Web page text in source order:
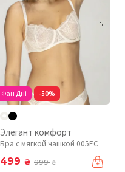
Фан Дні -50%
Элегант комфорт
Бра с мягкой чашкой 005EC
499 ₴ 999₴